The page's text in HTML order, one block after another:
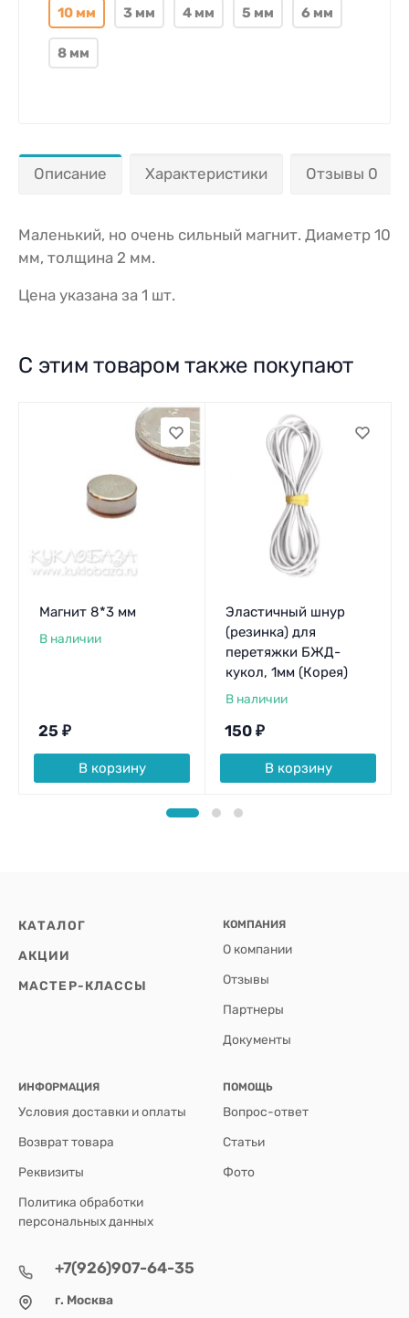
10 мм 3 мм 4 мм 5 мм 6 мм
8 мм
Описание Характеристики Отзывы 0
Маленький, но очень сильный магнит. Диаметр 10
мм, толщина 2 мм.
Цена указана за 1 шт.
С этим товаром также покупают
Магнит 8*3 мм
В наличии
25 ₽
В корзину
Эластичный шнур
(резинка) для
перетяжки БЖД-
кукол, 1мм (Корея)
В наличии
150 ₽
В корзину
КАТАЛОГ
АКЦИИ
МАСТЕР-КЛАССЫ
КОМПАНИЯ
О компании
Отзывы
Партнеры
Документы
ИНФОРМАЦИЯ
Условия доставки и оплаты
Возврат товара
Реквизиты
Политика обработки
персональных данных
ПОМОЩЬ
Вопрос-ответ
Статьи
Фото
+7(926)907-64-35
г. Москва